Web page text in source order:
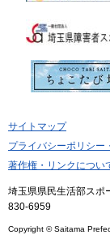
サイトマップ
プライバシーポリシー
著作権・リンクについ
埼玉県県民生活部スポ
830-6959
Copyright © Saitama